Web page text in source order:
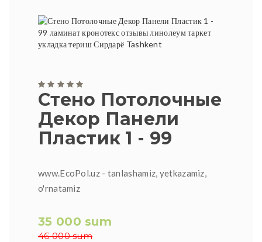
Стено Потолочные
Декор Панели
Пластик 1 - 99
www.EcoPol.uz - tanlashamiz, yetkazamiz,
o'rnatamiz
35 000 sum
46 000 sum